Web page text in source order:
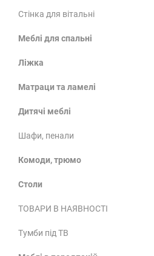
Стінка для вітальні
Меблі для спальні
Ліжка
Матраци та ламелі
Дитячі меблі
Шафи, пенали
Комоди, трюмо
Столи
ТОВАРИ В НАЯВНОСТІ
Тумби під ТВ